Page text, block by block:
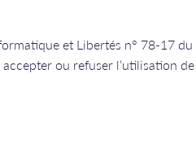
et Libertés n° 78-17
ou refuser l’utilisation